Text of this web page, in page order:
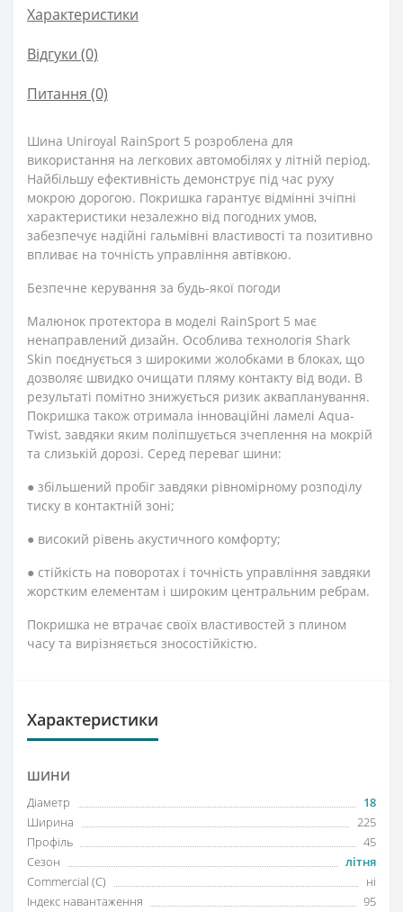
Характеристики
Відгуки (0)
Питання (0)
Шина Uniroyal RainSport 5 розроблена для
використання на легкових автомобілях у літній період.
Найбільшу ефективність демонструє під час руху
мокрою дорогою. Покришка гарантує відмінні зчіпні
характеристики незалежно від погодних умов,
забезпечує надійні гальмівні властивості та позитивно
впливає на точність управління автівкою.
Безпечне керування за будь-якої погоди
Малюнок протектора в моделі RainSport 5 має
ненаправлений дизайн. Особлива технологія Shark
Skin поєднується з широкими жолобками в блоках, що
дозволяє швидко очищати пляму контакту від води. В
результаті помітно знижується ризик аквапланування.
Покришка також отримала інноваційні ламелі Aqua-
Twist, завдяки яким поліпшується зчеплення на мокрій
та слизькій дорозі. Серед переваг шини:
● збільшений пробіг завдяки рівномірному розподілу
тиску в контактній зоні;
● високий рівень акустичного комфорту;
● стійкість на поворотах і точність управління завдяки
жорстким елементам і широким центральним ребрам.
Покришка не втрачає своїх властивостей з плином
часу та вирізняється зносостійкістю.
Характеристики
ШИНИ
Діаметр
18
Ширина
225
Профіль
45
Сезон
літня
Commercial (C)
ні
Індекс навантаження
95